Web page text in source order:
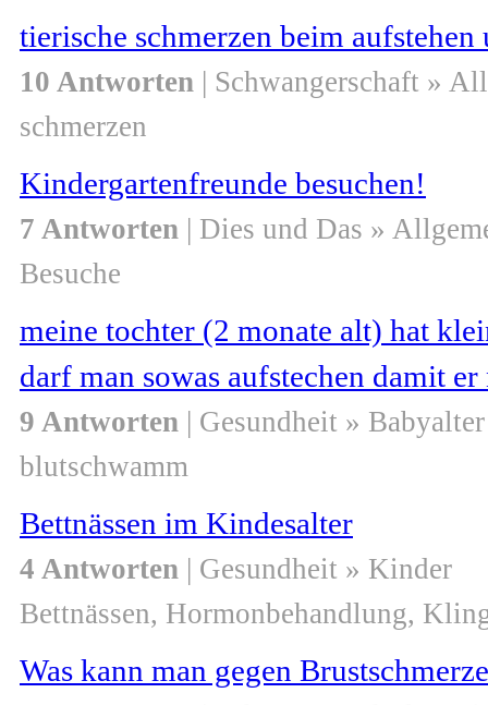
tierische schmerzen beim
10 Antworten | Schwangerschaft »
schmerzen
Kindergartenfreunde besuchen!
7 Antworten | Dies und Das »
Besuche
meine tochter (2 monate alt) hat
darf man sowas aufstechen damit
9 Antworten | Gesundheit » Babyalter
blutschwamm
Bettnässen im Kindesalter
4 Antworten | Gesundheit » Kinder
Bettnässen, Hormonbehandlung,
Was kann man gegen